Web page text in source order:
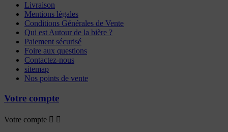
Livraison
Mentions légales
Conditions Générales de Vente
Qui est Autour de la bière ?
Paiement sécurisé
Foire aux questions
Contactez-nous
sitemap
Nos points de vente
Votre compte
Votre compte  